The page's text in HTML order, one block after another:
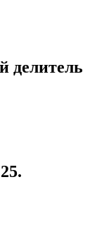
делитель